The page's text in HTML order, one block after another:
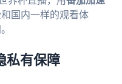
国内一样的观看体
私有保障